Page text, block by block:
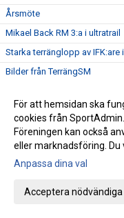
Årsmöte
Mikael Back RM 3:a i ultratrail
Starka terränglopp av IFK:are
Bilder från TerrängSM
Härligt Terräng-SM med
Resultat Terräng-SM 2019
Funktionärsinformation
Träning utomhus vecka 40
Staffettlöpning på lördag
För att hemsidan ska
cookies från
Föreningen kan också
eller marknadsföring. Du
Anpassa dina val
Acceptera nödvändiga